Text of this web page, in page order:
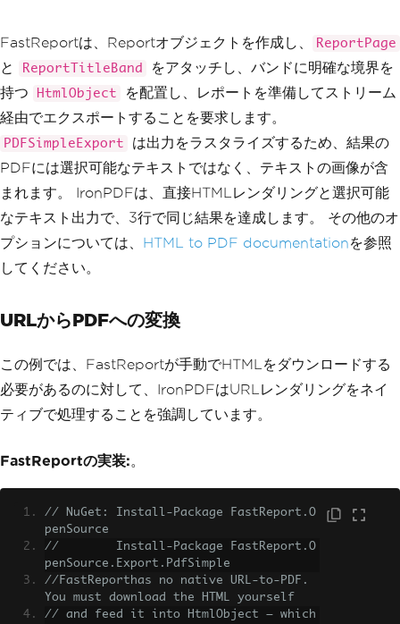
            using
(FileStream fs =
Crea
te ))
{
                report
.Export
pdfExpor
t, fs );
}
}
}
}
FastReportは、Reportオブジェクトを作成し、 ReportPage
と ReportTitleBand
をアタッチし、バンドに明確な境界を
持つ
HtmlObject
を配置し、レポートを準備してストリーム
経由でエクスポートすることを要求します。
PDFSimpleExport
は出力をラスタライズするため、結果の
PDFには選択可能なテキストではなく、テキストの画像が含
まれます。 IronPDFは、直接HTMLレンダリングと選択可能
なテキスト出力で、3行で同じ結果を達成します。 その他のオ
プションについては、 HTML to PDF documentationを参照
してください。
URLからPDFへの変換
この例では、FastReportが手動でHTMLをダウンロードする
必要があるのに対して、IronPDFはURLレンダリングをネイ
ティブで処理することを強調しています。
FastReportの実装:。
// NuGet: Install-Package FastReport.O
penSource
//        Install-Package FastReport.O
penSource.Export.PdfSimple
//FastReporthas no native URL-to-PDF.
You must download the HTML yourself
// and feed it into HtmlObject — which